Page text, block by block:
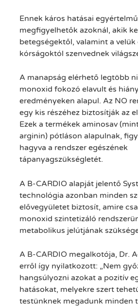
Ennek káros hatásai
megfigyelhetők azoknál, akik
betegségektől, valamint a
kórságoktól szenvednek
A manapság elérhető legtöbb
monoxid fokozó elavult és
eredményeken alapul. Az NO
egy kis részéhez biztosítják az
Ezek a termékek aminosav
arginin) pótláson alapulnak,
hagyva a rendszer egészének
tápanyagszükségletét.
A B-CARDIO alapját jelentő
technológia azonban minden
elővegyületet biztosít, amire
monoxid szintetizáló
metabolikus jelútjának
A B-CARDIO megalkotója, Dr.
erről így nyilatkozott: „Nem
hangsúlyozni azokat a pozitív
hatásokat, melyekre szert
testünknek megadunk minden